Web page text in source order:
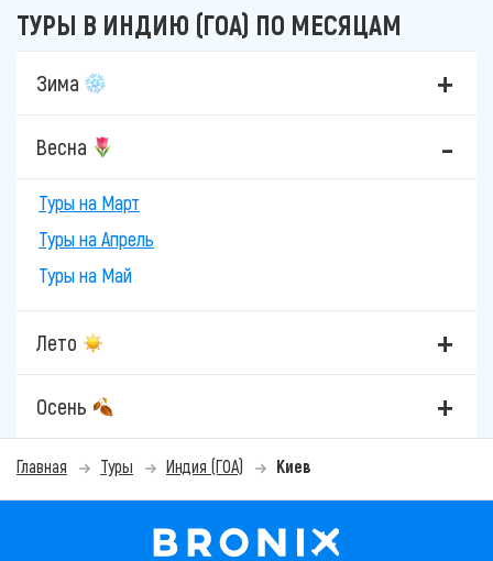
ТУРЫ В ИНДИЮ (ГОА) ПО МЕСЯЦАМ
Зима
Весна
Туры на Март
Туры на Апрель
Туры на Май
Лето
Осень
Главная Туры Индия (ГОА) Киев